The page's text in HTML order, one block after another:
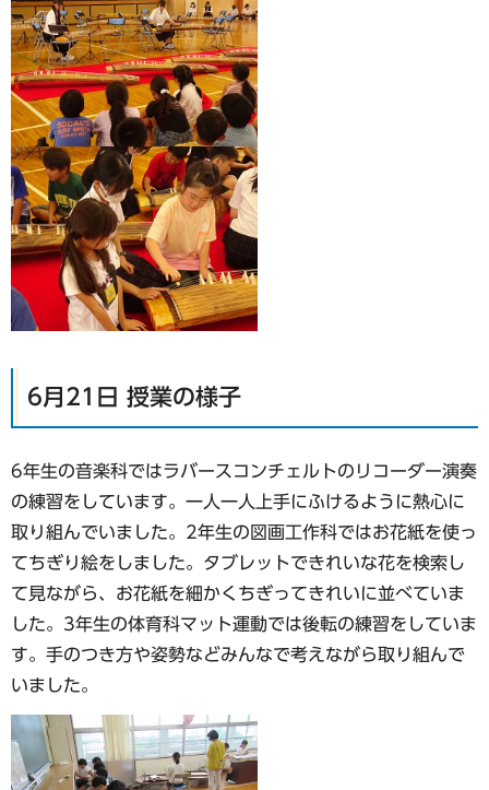
6月21日 授業の様子
6年生の音楽科ではラバースコンチェルトのリコーダー演奏
の練習をしています。一人一人上手にふけるように熱心に
取り組んでいました。2年生の図画工作科ではお花紙を使っ
てちぎり絵をしました。タブレットできれいな花を検索し
て見ながら、お花紙を細かくちぎってきれいに並べていま
した。3年生の体育科マット運動では後転の練習をしていま
す。手のつき方や姿勢などみんなで考えながら取り組んで
いました。